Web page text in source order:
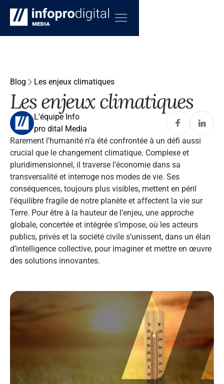
Blog Les enjeux climatiques
Les enjeux climatiques
L'équipe Info
pro dital Media
Rarement l’humanité n’a été confrontée à un défi aussi
crucial que le changement climatique. Complexe et
pluridimensionnel, il traverse l’économie dans sa
transversalité et interroge nos modes de vie. Ses
conséquences, toujours plus visibles, mettent en péril
l’équilibre fragile de notre planète et affectent la vie sur
Terre. Pour être à la hauteur de l’enjeu, une approche
globale, concertée et intégrée s’impose, où les acteurs
publics, privés et la société civile s’unissent, dans un élan
d’intelligence collective, pour imaginer et mettre en œuvre
des solutions innovantes.